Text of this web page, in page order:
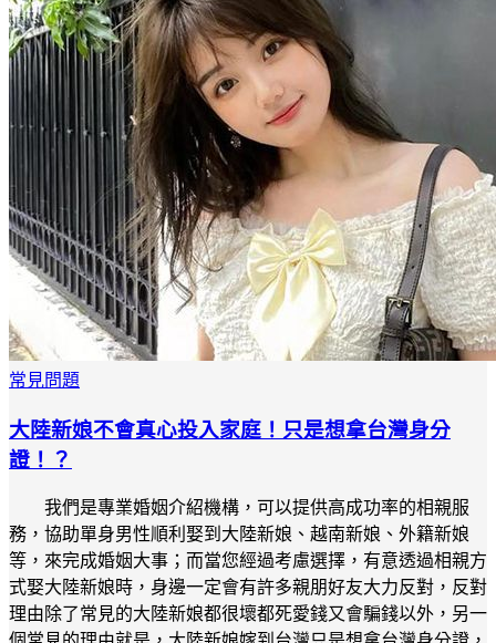
常見問題
大陸新娘不會真心投入家庭！只是想拿台灣身分
證！？
我們是專業婚姻介紹機構，可以提供高成功率的相親服
務，協助單身男性順利娶到大陸新娘、越南新娘、外籍新娘
等，來完成婚姻大事；而當您經過考慮選擇，有意透過相親方
式娶大陸新娘時，身邊一定會有許多親朋好友大力反對，反對
理由除了常見的大陸新娘都很壞都死愛錢又會騙錢以外，另一